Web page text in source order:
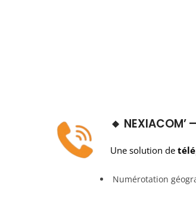
🔸
Une solution de
Numérotation